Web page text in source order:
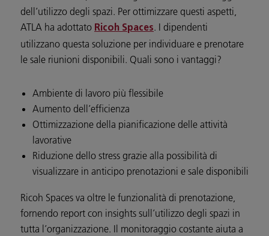
dell’utilizzo degli spazi. Per ottimizzare questi aspetti,
ATLA ha adottato Ricoh Spaces. I dipendenti
utilizzano questa soluzione per individuare e prenotare
le sale riunioni disponibili. Quali sono i vantaggi?
Ambiente di lavoro più flessibile
Aumento dell’efficienza
Ottimizzazione della pianificazione delle attività
lavorative
Riduzione dello stress grazie alla possibilità di
visualizzare in anticipo prenotazioni e sale disponibili
Ricoh Spaces va oltre le funzionalità di prenotazione,
fornendo report con insights sull’utilizzo degli spazi in
tutta l’organizzazione. Il monitoraggio costante aiuta a